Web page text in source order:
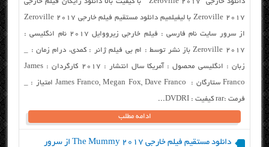
دانلود خارجی “Zeroville 2017 ” با کیفیت بالا دانلود رایگان فیلم خارجی
Zeroville 2017 با لیفیلمیم دانلود مستقیم فیلم خارجی Zeroville 2017
از سرور سایت نام فارسی : فیلم خارجی زیرووایل ۲۰۱۷ نام انگلیسی :
Zeroville 2017 باز نشر توسط : ام بی فیلم ژانر : کمدی، درام زمان : _
زبان : انگلیسی محصول : آمریکا سال انتشار : ۲۰۱۷ کارگردان : James
Franco ستارگان : James Franco, Megan Fox, Dave Franco امتیاز : _
فرمت :rar کیفیت : DVDRI...
ادامه مطلب
دانلود مستقیم فیلم خارجی The Mummy 2017 از سرور